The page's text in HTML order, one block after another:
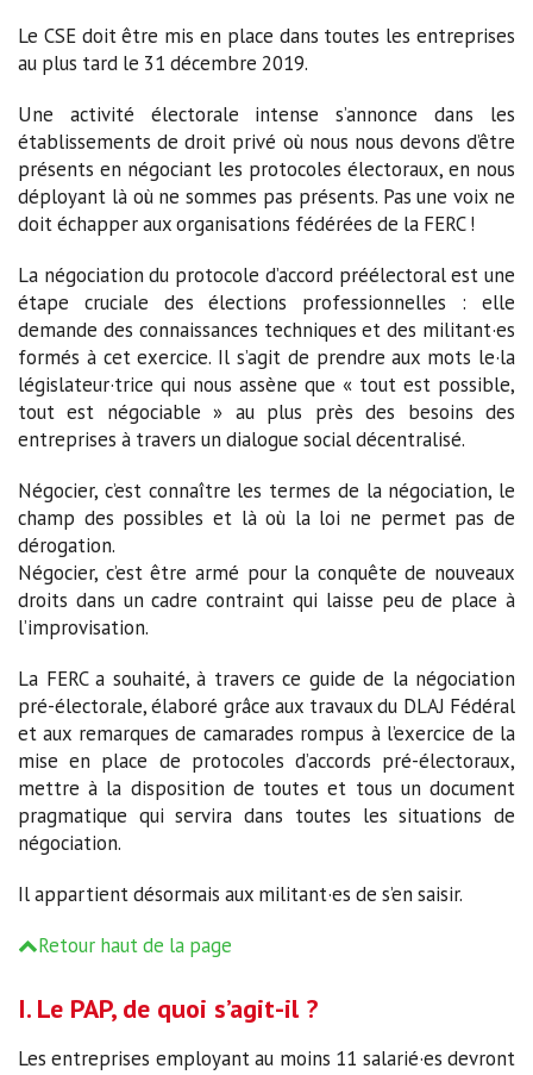
Le CSE doit être mis en place dans toutes les entreprises
au plus tard le 31 décembre 2019.
Une activité électorale intense s’annonce dans les
établissements de droit privé où nous nous devons d’être
présents en négociant les protocoles électoraux, en nous
déployant là où ne sommes pas présents. Pas une voix ne
doit échapper aux organisations fédérées de la FERC !
La négociation du protocole d’accord préélectoral est une
étape cruciale des élections professionnelles : elle
demande des connaissances techniques et des militant·es
formés à cet exercice. Il s’agit de prendre aux mots le·la
législateur·trice qui nous assène que « tout est possible,
tout est négociable » au plus près des besoins des
entreprises à travers un dialogue social décentralisé.
Négocier, c’est connaître les termes de la négociation, le
champ des possibles et là où la loi ne permet pas de
dérogation.
Négocier, c’est être armé pour la conquête de nouveaux
droits dans un cadre contraint qui laisse peu de place à
l’improvisation.
La FERC a souhaité, à travers ce guide de la négociation
pré-électorale, élaboré grâce aux travaux du DLAJ Fédéral
et aux remarques de camarades rompus à l’exercice de la
mise en place de protocoles d’accords pré-électoraux,
mettre à la disposition de toutes et tous un document
pragmatique qui servira dans toutes les situations de
négociation.
Il appartient désormais aux militant·es de s’en saisir.
Retour haut de la page
I. Le PAP, de quoi s’agit-il ?
Les entreprises employant au moins 11 salarié·es devront